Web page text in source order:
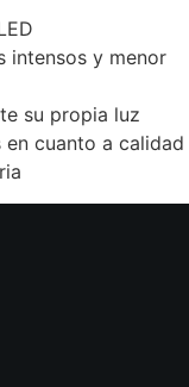
intensos y menor
su propia luz
en cuanto a calidad